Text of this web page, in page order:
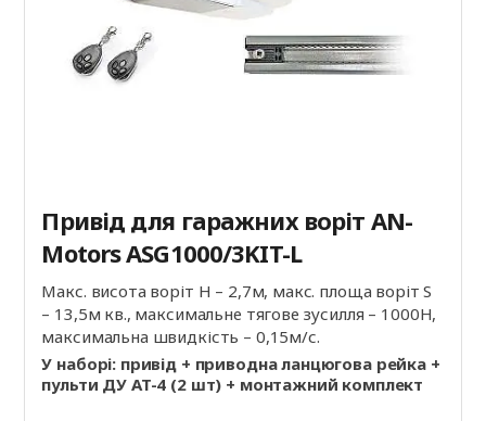
Привід для гаражних воріт AN-
Motors ASG1000/3KIT-L
Макс. висота воріт Н – 2,7м, макс. площа воріт S
– 13,5м кв., максимальне тягове зусилля – 1000Н,
максимальна швидкість – 0,15м/с.
У наборі: привід + приводна ланцюгова рейка +
пульти ДУ AT-4 (2 шт) + монтажний комплект